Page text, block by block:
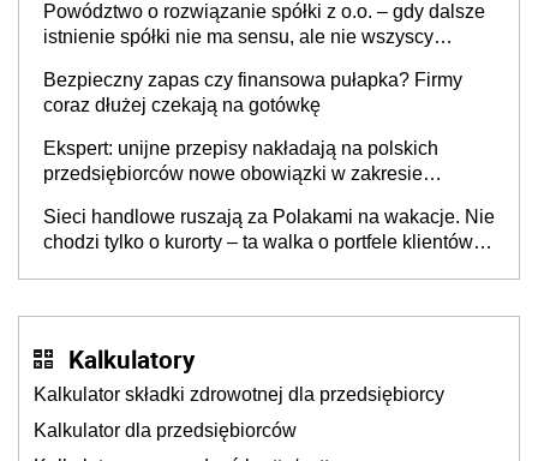
Powództwo o rozwiązanie spółki z o.o. – gdy dalsze
istnienie spółki nie ma sensu, ale nie wszyscy
Bezpieczny zapas czy finansowa pułapka? Firmy
coraz dłużej czekają na gotówkę
Ekspert: unijne przepisy nakładają na polskich
przedsiębiorców nowe obowiązki w zakresie
Sieci handlowe ruszają za Polakami na wakacje. Nie
chodzi tylko o kurorty – ta walka o portfele klientów
Kalkulatory
Kalkulator składki zdrowotnej dla przedsiębiorcy
Kalkulator dla przedsiębiorców